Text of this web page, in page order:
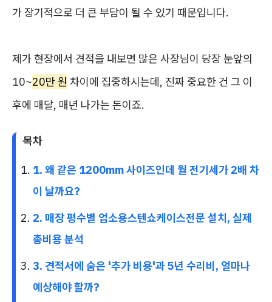
가 장기적으로 더 큰 부담이 될 수 있기 때문입니다.
제가 현장에서 견적을 내보면 많은 사장님이 당장 눈앞의
10~20만 원 차이에 집중하시는데, 진짜 중요한 건 그 이
후에 매달, 매년 나가는 돈이죠.
목차
1. 왜 같은 1200mm 사이즈인데 월 전기세가 2배 차
이 날까요?
2. 매장 평수별 업소용스텐쇼케이스전문 설치, 실제
총비용 분석
3. 견적서에 숨은 '추가 비용'과 5년 수리비, 얼마나
예상해야 할까?